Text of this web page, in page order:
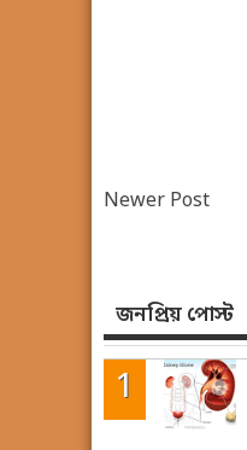
Newer Post
জনপ্রিয় পোস্ট